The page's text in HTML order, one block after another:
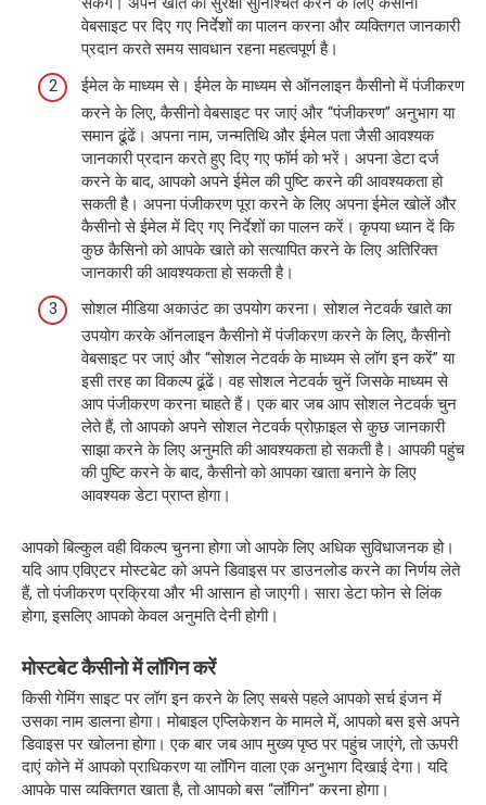
वेबसाइट पर दिए गए निर्देशों का पालन करना और व्यक्तिगत जानकारी
प्रदान करते समय सावधान रहना महत्वपूर्ण है।
ईमेल के माध्यम से। ईमेल के माध्यम से ऑनलाइन कैसीनो में पंजीकरण
करने के लिए, कैसीनो वेबसाइट पर जाएं और “पंजीकरण” अनुभाग या
समान ढूंढें। अपना नाम, जन्मतिथि और ईमेल पता जैसी आवश्यक
जानकारी प्रदान करते हुए दिए गए फॉर्म को भरें। अपना डेटा दर्ज
करने के बाद, आपको अपने ईमेल की पुष्टि करने की आवश्यकता हो
सकती है। अपना पंजीकरण पूरा करने के लिए अपना ईमेल खोलें और
कैसीनो से ईमेल में दिए गए निर्देशों का पालन करें। कृपया ध्यान दें कि
कुछ कैसिनो को आपके खाते को सत्यापित करने के लिए अतिरिक्त
जानकारी की आवश्यकता हो सकती है।
सोशल मीडिया अकाउंट का उपयोग करना। सोशल नेटवर्क खाते का
उपयोग करके ऑनलाइन कैसीनो में पंजीकरण करने के लिए, कैसीनो
वेबसाइट पर जाएं और “सोशल नेटवर्क के माध्यम से लॉग इन करें” या
इसी तरह का विकल्प ढूंढें। वह सोशल नेटवर्क चुनें जिसके माध्यम से
आप पंजीकरण करना चाहते हैं। एक बार जब आप सोशल नेटवर्क चुन
लेते हैं, तो आपको अपने सोशल नेटवर्क प्रोफ़ाइल से कुछ जानकारी
साझा करने के लिए अनुमति की आवश्यकता हो सकती है। आपकी पहुंच
की पुष्टि करने के बाद, कैसीनो को आपका खाता बनाने के लिए
आवश्यक डेटा प्राप्त होगा।
आपको बिल्कुल वही विकल्प चुनना होगा जो आपके लिए अधिक सुविधाजनक हो।
यदि आप एविएटर मोस्टबेट को अपने डिवाइस पर डाउनलोड करने का निर्णय लेते
हैं, तो पंजीकरण प्रक्रिया और भी आसान हो जाएगी। सारा डेटा फोन से लिंक
होगा, इसलिए आपको केवल अनुमति देनी होगी।
मोस्टबेट कैसीनो में लॉगिन करें
किसी गेमिंग साइट पर लॉग इन करने के लिए सबसे पहले आपको सर्च इंजन में
उसका नाम डालना होगा। मोबाइल एप्लिकेशन के मामले में, आपको बस इसे अपने
डिवाइस पर खोलना होगा। एक बार जब आप मुख्य पृष्ठ पर पहुंच जाएंगे, तो ऊपरी
दाएं कोने में आपको प्राधिकरण या लॉगिन वाला एक अनुभाग दिखाई देगा। यदि
आपके पास व्यक्तिगत खाता है, तो आपको बस “लॉगिन” करना होगा।